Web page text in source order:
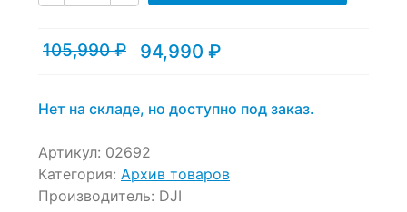
105,990₽
Первоначальная
105,990 ₽.
94,990 ₽
Текущая
Нет на складе, но доступно под заказ.
Артикул: 02692
Категория: Архив товаров
Производитель: DJI